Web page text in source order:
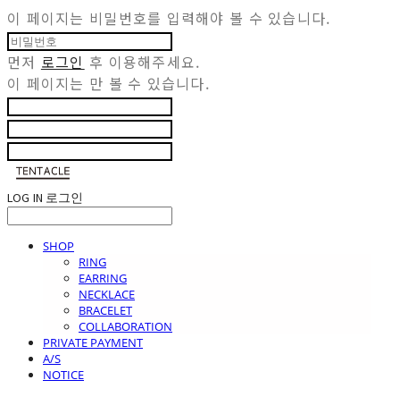
이 페이지는 비밀번호를 입력해야 볼 수 있습니다.
먼저 로그인 후 이용해주세요.
이 페이지는 만 볼 수 있습니다.
LOG IN 로그인
SHOP
RING
EARRING
NECKLACE
BRACELET
COLLABORATION
PRIVATE PAYMENT
A/S
NOTICE